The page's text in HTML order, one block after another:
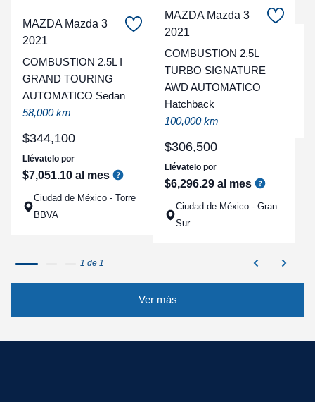
MAZDA Mazda 3
2021
COMBUSTION 2.5L I
GRAND TOURING
AUTOMATICO Sedan
58,000 km
$344,100
Llévatelo por
$7,051.10 al mes
Ciudad de México - Torre
BBVA
MAZDA Mazda 3
2021
COMBUSTION 2.5L
TURBO SIGNATURE
AWD AUTOMATICO
Hatchback
100,000 km
$306,500
Llévatelo por
$6,296.29 al mes
Ciudad de México - Gran
Sur
1 de 1
Ver más